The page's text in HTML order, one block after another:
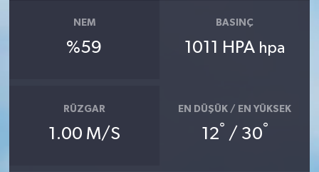
NEM
%59
BASINÇ
1011 HPA hpa
RÜZGAR
1.00 M/S
EN DÜŞÜK / EN YÜKSEK
12° / 30°